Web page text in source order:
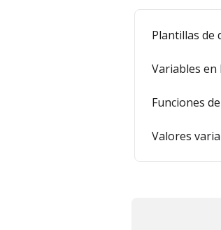
Plantillas de
Variables en
Funciones
Valores